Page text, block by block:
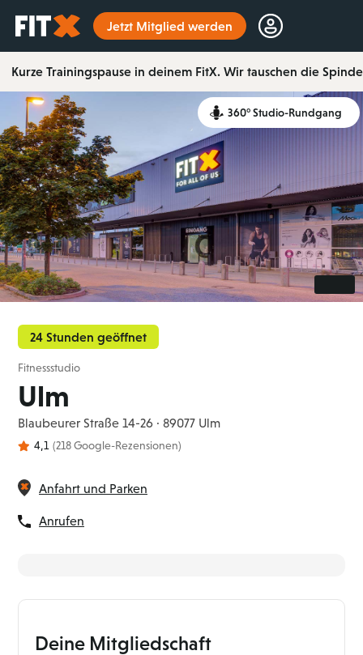
Startseite Jetzt Mitglied werden
Kurze Trainingspause in deinem FitX. Wir tauschen die Spinde
360° Studio-Rundgang
24 Stunden geöffnet
Fitnessstudio
Ulm
Blaubeurer Straße 14-26 · 89077 Ulm
4,1 (218 Google-Rezensionen)
Anfahrt und Parken
Anrufen
Deine Mitgliedschaft